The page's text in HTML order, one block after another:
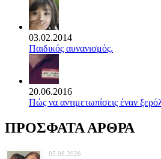
03.02.2014
Παιδικός αυνανισμός.
20.06.2016
Πώς να αντιμετωπίσεις έναν
ΠΡΟΣΦΑΤΑ ΑΡΘΡΑ
05.08.2026